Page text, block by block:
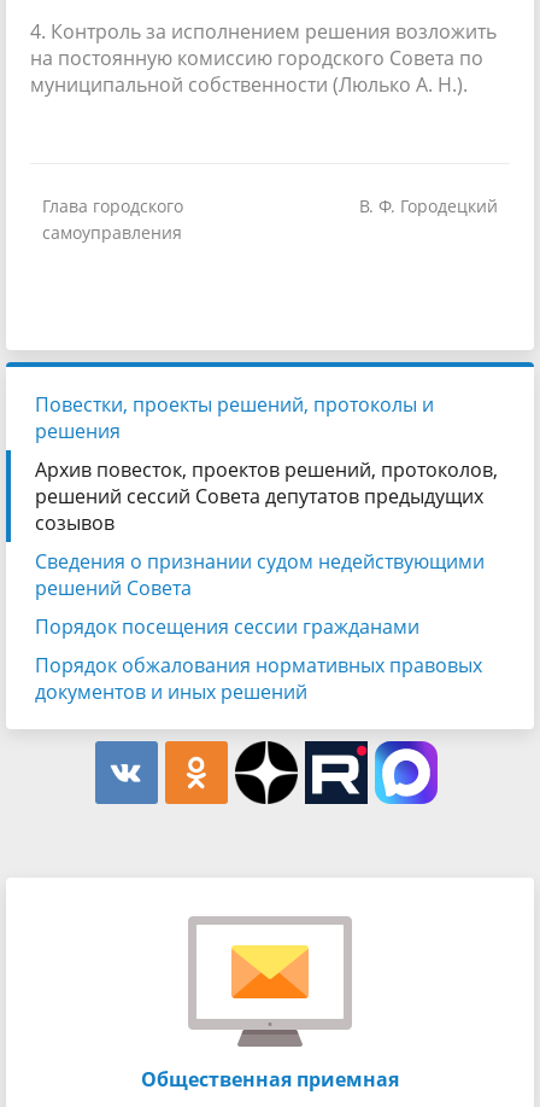
4. Контроль за исполнением решения возложить
на постоянную комиссию городского Совета по
муниципальной собственности (Люлько А. Н.).
Глава городского
самоуправления
В. Ф. Городецкий
Повестки, проекты решений, протоколы и
решения
Архив повесток, проектов решений, протоколов,
решений сессий Совета депутатов предыдущих
созывов
Сведения о признании судом недействующими
решений Совета
Порядок посещения сессии гражданами
Порядок обжалования нормативных правовых
документов и иных решений
Общественная приемная